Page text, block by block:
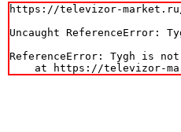
https://televizor-market.ru/
Uncaught ReferenceError:
ReferenceError: Tygh is
at https://televizor-